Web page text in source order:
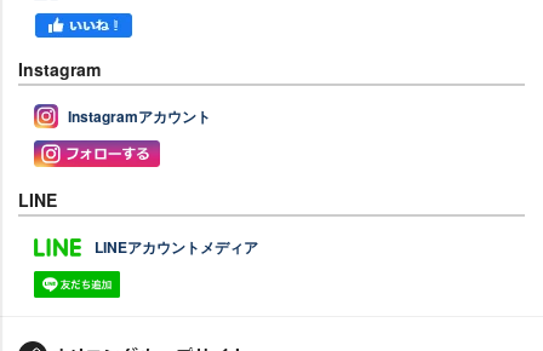
Instagram
Instagramアカウント
LINE
LINEアカウントメディア